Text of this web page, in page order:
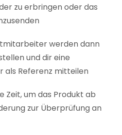
zu erbringen oder das
werden dann
und dir eine
als Referenz mitteilen
Zeit, um das Produkt ab
zur Überprüfung an